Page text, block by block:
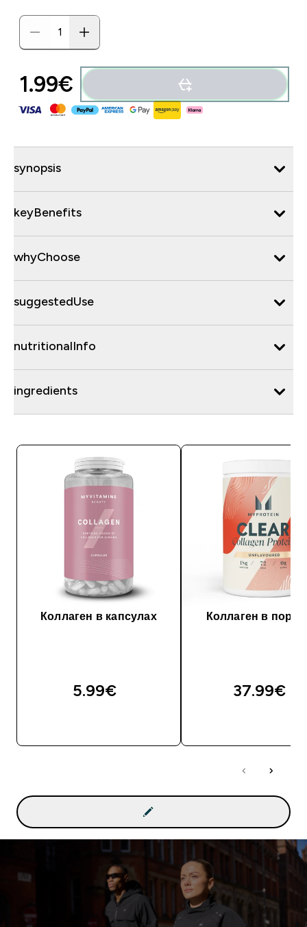
1.99€‎
synopsis
keyBenefits
whyChoose
suggestedUse
nutritionalInfo
ingredients
Коллаген в капсулах
5.99€‎
Коллаген в
37.99€‎